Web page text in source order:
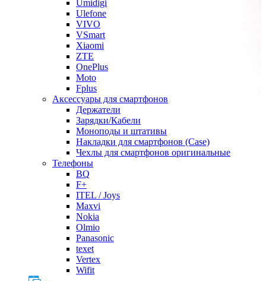
Umidigi
Ulefone
VIVO
VSmart
Xiaomi
ZTE
OnePlus
Moto
Fplus
Аксессуары для смартфонов
Держатели
Зарядки/Кабели
Моноподы и штативы
Накладки для смартфонов (Case)
Чехлы для смартфонов оригинальные
Телефоны
BQ
F+
ITEL / Joys
Maxvi
Nokia
Olmio
Panasonic
texet
Vertex
Wifit